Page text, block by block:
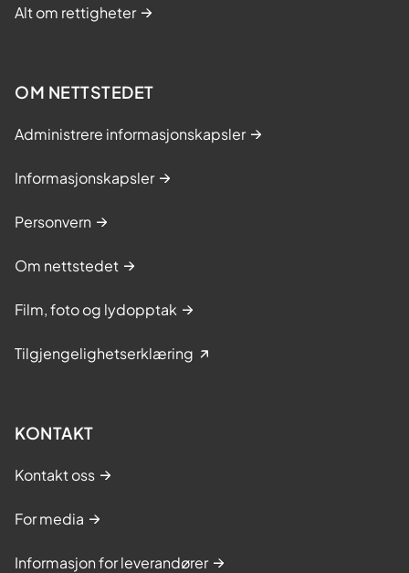
Alt om rettigheter
OM NETTSTEDET
Administrere informasjonskapsler
Informasjonskapsler
Personvern
Om nettstedet
Film, foto og lydopptak
Tilgjengelighetserklæring
KONTAKT
Kontakt oss
For media
Informasjon for leverandører